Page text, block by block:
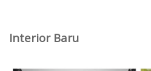
Interior Baru